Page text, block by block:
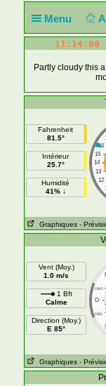
Menu
11:14:01
Partly cloudy this
Fahrenheit
81.5°
Intérieur
25.7°
Humidité
41% ↓
16
15
14
13
12
Graphiques -
Vent (Moy.)
1.0 m/s
1 Bft
Calme
Direction (Moy.)
E 85°
ONO
O
OSO
Graphiques -